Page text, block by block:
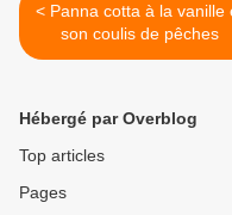
< Panna cotta à la vanille et
son coulis de pêches
Hébergé par Overblog
Top articles
Pages